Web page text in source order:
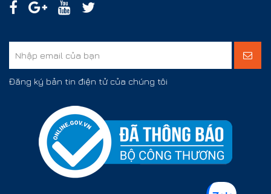
Đăng ký bản tin điện tử của chúng tôi